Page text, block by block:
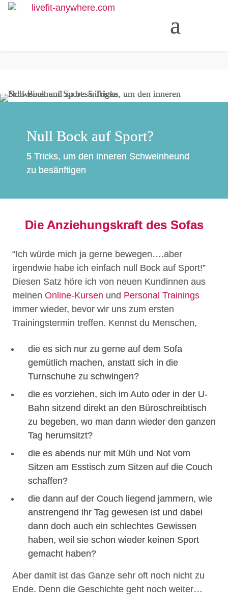
Null Bock auf Sport?
5 Tricks, um den inneren Schweinheund
zu besänftigen
Die Anziehungskraft des Sofas
“Ich würde mich ja gerne bewegen….aber
irgendwie habe ich einfach null Bock auf Sport!”
Diesen Satz höre ich von neuen Kundinnen aus
meinen Online-Kursen und Personal Trainings
immer wieder, bevor wir uns zum ersten
Trainingstermin treffen. Kennst du Menschen,
die es sich nur zu gerne auf dem Sofa
gemütlich machen, anstatt sich in die
Turnschuhe zu schwingen?
die es vorziehen, sich im Auto oder in der U-
Bahn sitzend direkt an den Büroschreibtisch
zu begeben, wo man dann wieder den ganzen
Tag herumsitzt?
die es abends nur mit Müh und Not vom
Sitzen am Esstisch zum Sitzen auf die Couch
schaffen?
die dann auf der Couch liegend jammern, wie
anstrengend ihr Tag gewesen ist und dabei
dann doch auch ein schlechtes Gewissen
haben, weil sie schon wieder keinen Sport
gemacht haben?
Aber damit ist das Ganze sehr oft noch nicht zu
Ende. Denn die Geschichte geht noch weiter…